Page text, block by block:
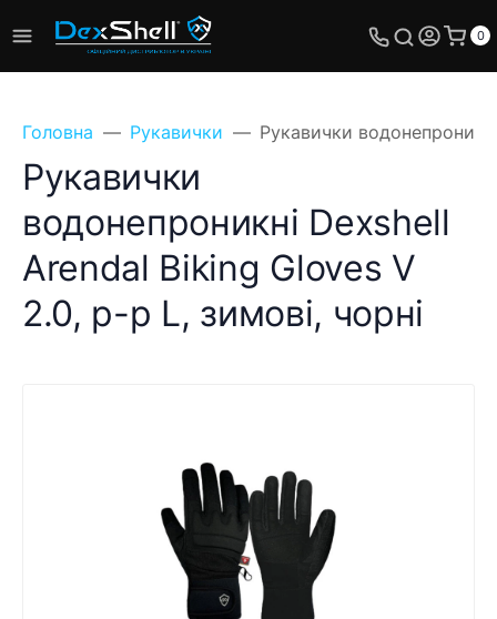
0
Головна Рукавички Рукавички
Рукавички
водонепроникні Dexshell
Arendal Biking Gloves V
2.0, p-p L, зимові, чорні